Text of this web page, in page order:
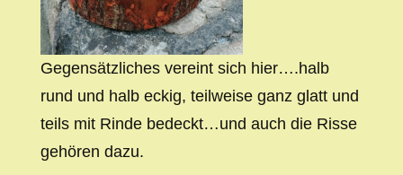
Gegensätzliches vereint sich hier….halb
rund und halb eckig, teilweise ganz glatt und
teils mit Rinde bedeckt…und auch die Risse
gehören dazu.